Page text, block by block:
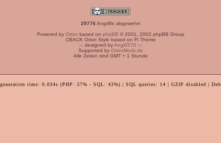
29776 Angriffe abgewehrt
Powered by Orion based on phpBB © 2001, 2002 phpBB Group
CBACK Orion Style based on FI Theme
:-: designed byAngi0570 :-:
Supported by OrionMods.de
Alle Zeiten sind GMT + 1 Stunde
time: 0.034s (PHP: 57% - SQL: 43%) | SQL queries: 14 | GZIP disabled |